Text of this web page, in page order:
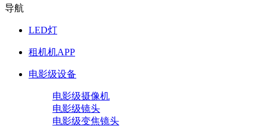
导航
LED灯
租机机APP
电影级设备
电影级摄像机
电影级镜头
电影级变焦镜头